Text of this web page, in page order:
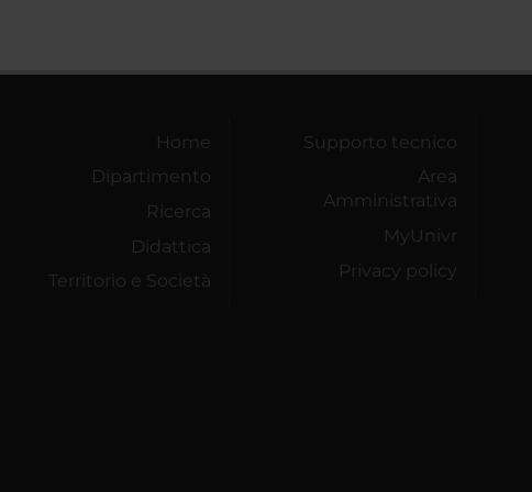
Home
Dipartimento
Ricerca
Didattica
Territorio e Società
Supporto tecnico
Area
Amministrativa
MyUnivr
Privacy policy